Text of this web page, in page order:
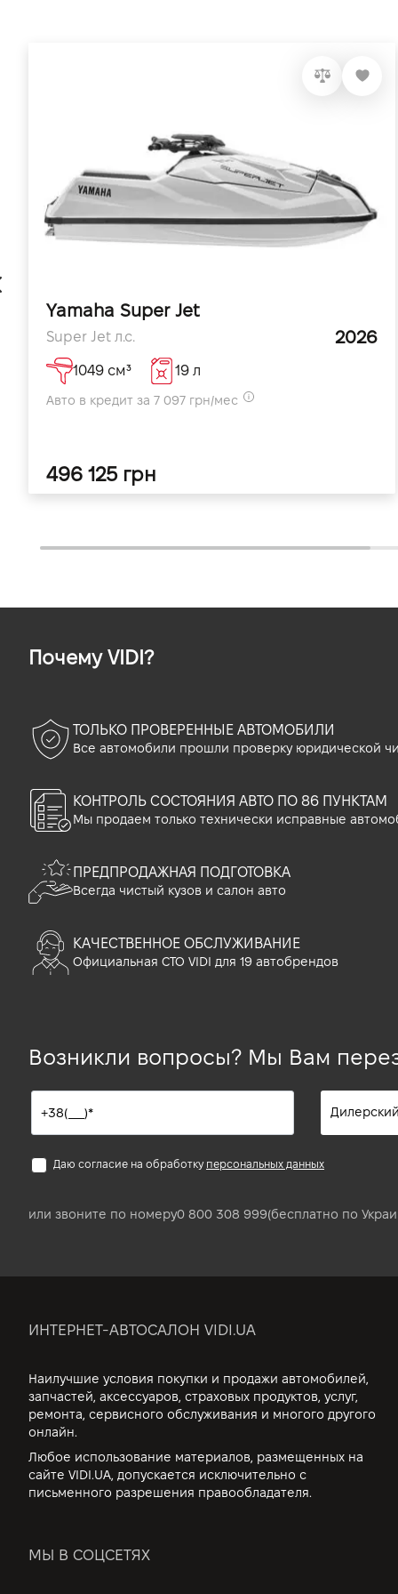
Yamaha Super Jet
Super Jet л.с. 2026
1049 см³ 19 л
Авто в кредит за 7 097 грн/мес
496 125 грн
Почему VIDI?
ТОЛЬКО ПРОВЕРЕННЫЕ АВТОМОБИЛИ
Все автомобили прошли проверку юридической
КОНТРОЛЬ СОСТОЯНИЯ АВТО ПО 86 ПУНКТАМ
Мы продаем только технически исправные
ПРЕДПРОДАЖНАЯ ПОДГОТОВКА
Всегда чистый кузов и салон авто
КАЧЕСТВЕННОЕ ОБСЛУЖИВАНИЕ
Официальная СТО VIDI для 19 автобрендов
Возникли вопросы? Мы Вам
Даю согласие на обработку персональных данных
или звоните по номеру0 800 308 999(бесплатно по
ИНТЕРНЕТ-АВТОСАЛОН VIDI.UA
Наилучшие условия покупки и продажи автомобилей,
запчастей, аксессуаров, страховых продуктов, услуг,
ремонта, сервисного обслуживания и многого другого
онлайн.
Любое использование материалов, размещенных на
сайте VIDI.UA, допускается исключительно с
письменного разрешения правообладателя.
МЫ В СОЦСЕТЯХ